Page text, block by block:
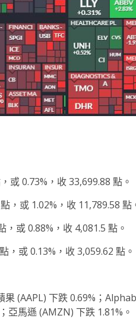
或 0.73%，收 33,699.88 點。
，或 1.02%，收 11,789.58 點
或 0.88%，收 4,081.5 點。
，或 0.13%，收 3,059.62 點。
(AAPL) 下跌 0.69%；
亞馬遜 (AMZN) 下跌 1.81%。